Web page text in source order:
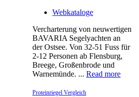
Webkataloge
Vercharterung von neuwertigen
BAVARIA Segelyachten an
der Ostsee. Von 32-51 Fuss für
2-12 Personen ab Flensburg,
Breege, Großenbrode und
Warnemünde. ... Read more
Proteinriegel Vergleich